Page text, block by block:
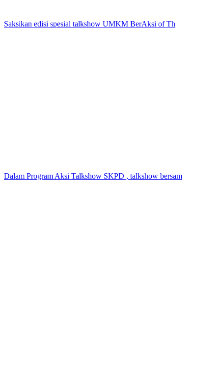
Saksikan edisi spesial talkshow UMKM BerAksi of Th
Dalam Program Aksi Talkshow SKPD , talkshow bersam